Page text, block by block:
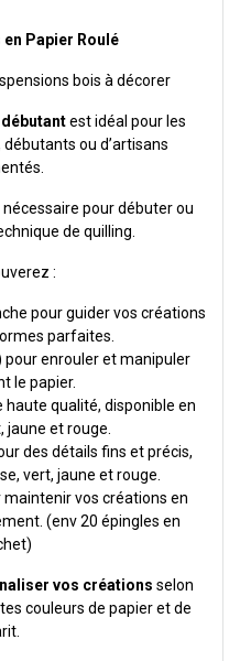
Papier Roulé
bois à décorer
est idéal pour les
ou d’artisans
pour débuter ou
de quilling.
:
pour guider vos créations
parfaites.
pour enrouler et manipuler
le papier.
haute qualité, disponible en
jaune et rouge.
des détails fins et précis,
vert, jaune et rouge.
maintenir vos créations en
(env 20 épingles en
vos créations selon
couleurs de papier et de